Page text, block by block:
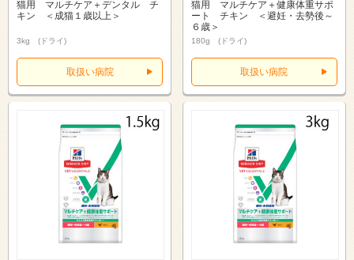
猫用 マルチケア＋デンタル チ
キン ＜成猫１歳以上＞
3kg (ドライ)
取扱い病院
猫用 マルチケア＋健康体重サポ
ート チキン ＜避妊・去勢後～
６歳＞
180g (ドライ)
取扱い病院